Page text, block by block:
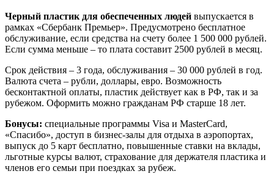
Черный пластик для обеспеченных людей выпускается в
рамках «Сбербанк Премьер». Предусмотрено бесплатное
обслуживание, если средства на счету более 1 500 000 рублей.
Если сумма меньше – то плата составит 2500 рублей в месяц.
Срок действия – 3 года, обслуживания – 30 000 рублей в год.
Валюта счета – рубли, доллары, евро. Возможность
бесконтактной оплаты, пластик действует как в РФ, так и за
рубежом. Оформить можно гражданам РФ старше 18 лет.
Бонусы: специальные программы Visa и MasterCard,
«Спасибо», доступ в бизнес-залы для отдыха в аэропортах,
выпуск до 5 карт бесплатно, повышенные ставки на вклады,
льготные курсы валют, страхование для держателя пластика и
членов его семьи при поездках за рубеж.